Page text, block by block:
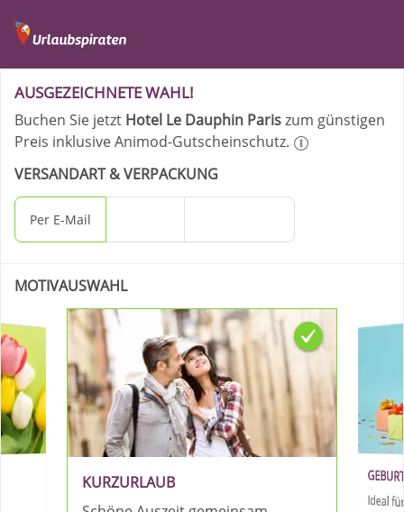
Ihre Bestellung - Hotel
AUSGEZEICHNETE WAHL!
Buchen Sie jetzt Hotel Le Dauphin Pariszum günstigen
Preis inklusive Animod-Gutscheinschutz.
VERSANDART & VERPACKUNG
Per E-Mail
MOTIVAUSWAHL
KURZURLAUB
Ideal